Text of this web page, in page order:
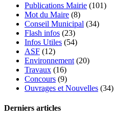
Publications Mairie (101)
Mot du Maire (8)
Conseil Municipal (34)
Flash infos (23)
Infos Utiles (54)
ASF (12)
Environnement (20)
Travaux (16)
Concours (9)
Ouvrages et Nouvelles (34)
Derniers articles